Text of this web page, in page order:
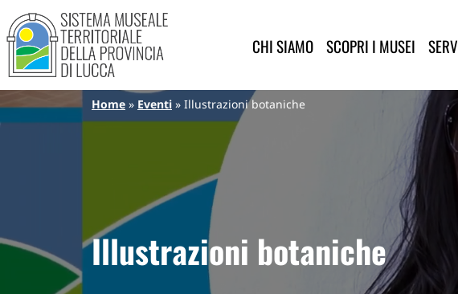
Salta al contenuto principale
Sistema Museale Territoriale della
Navigazione principale
CHI SIAMO SCOPRI I MUSEI
Briciole di pane
Home Eventi Illustrazioni botaniche
Illustrazioni botaniche